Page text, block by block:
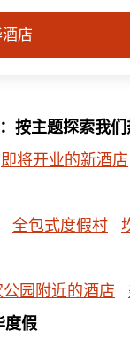
店
按主题探索我们
即将开业的新酒店
全包式度假村
园附近的酒店
度假